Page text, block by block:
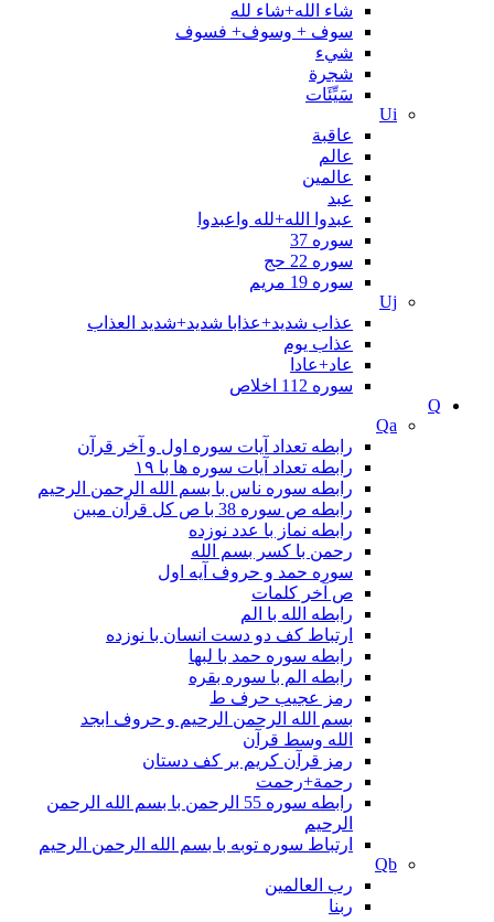
شاء الله+شاء لله
سوف + وسوف+ فسوف
شيء
شجرة
سَيِّئَات
Ui
عاقبة
عالم
عالمین
عبد
عبدوا الله+لله واعبدوا
سوره 37
سوره 22 حج
سوره 19 مريم
Uj
عذاب شدید+عذابا شدید+شدید العذاب
عذاب یوم
عاد+عادا
سوره 112 اخلاص
Q
Qa
رابطه تعداد آیات سوره اول و آخر قرآن
رابطه تعداد آیات سوره ها با ۱۹
رابطه سوره ناس با بسم الله الرحمن الرحيم
رابطه ص سوره 38 با ص کل قرآن مبین
رابطه نماز با عدد نوزده
رحمن با کسر بسم الله
سوره حمد و حروف آیه اول
ص آخر کلمات
رابطه الله با الم
ارتباط کف دو دست انسان با نوزده
رابطه سوره حمد با لبها
رابطه الم با سوره بقره
رمز عجیب حرف ط
بسم الله الرحمن الرحیم و حروف ابجد
الله وسط قرآن
رمز قرآن کریم بر کف دستان
رحمة+رحمت
رابطه سوره 55 الرحمن با بسم الله الرحمن
الرحیم
ارتباط سوره توبه با بسم الله الرحمن الرحیم
Qb
رب العالمین
ربنا